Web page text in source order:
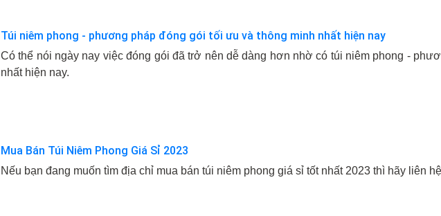
Túi niêm phong - phương pháp đóng gói tối ưu và thông minh nhất hiện nay
Có thể nói ngày nay việc đóng gói đã trở nên dễ dàng hơn nhờ có túi niêm phong -
nhất hiện nay.
Mua Bán Túi Niêm Phong Giá Sỉ 2023
Nếu bạn đang muốn tìm địa chỉ mua bán túi niêm phong giá sỉ tốt nhất 2023 thì hãy liên